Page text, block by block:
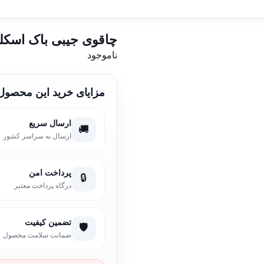
چاقوی جیبی باک
ناموجود
مزایای خرید این
🚚 ارسال سریع
ارسال به سراسر کشور
🔒 پرداخت امن
درگاه پرداخت معتبر
🛡️ تضمین کیفیت
ضمانت سلامت محصول